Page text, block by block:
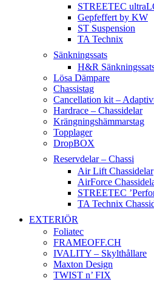
STREETEC
Gepfeffert by KW
ST Suspension
TA Technix
Sänkningssats
H&R
Lösa Dämpare
Chassistag
Cancellation kit –
Hardrace – Chassidelar
Krängningshämmarstag
Topplager
DropBOX
Reservdelar – Chassi
Air Lift Chassidelar
AirForce
STREETEC
TA Technix
EXTERIÖR
Foliatec
FRAMEOFF.CH
IVALITY – Skylthållare
Maxton Design
TWIST n’ FIX